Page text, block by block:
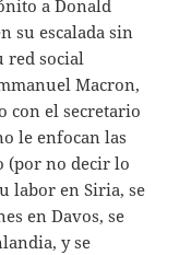
a Donald
su escalada sin
red social
Macron,
con el secretario
le enfocan las
(por no decir lo
labor en Siria, se
en Davos, se
y se